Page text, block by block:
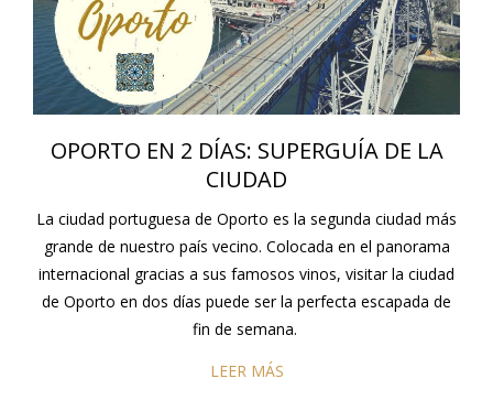
OPORTO EN 2 DÍAS: SUPERGUÍA DE LA
CIUDAD
La ciudad portuguesa de Oporto es la segunda ciudad más
grande de nuestro país vecino. Colocada en el panorama
internacional gracias a sus famosos vinos, visitar la ciudad
de Oporto en dos días puede ser la perfecta escapada de
fin de semana.
LEER MÁS